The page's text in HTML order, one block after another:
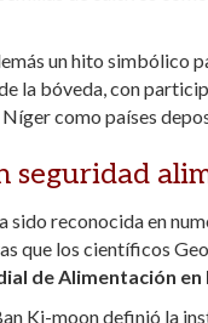
un hito simbólico
la bóveda, con
como países
seguridad
reconocida en
que los científicos
de Alimentación en
Ki-moon definió la